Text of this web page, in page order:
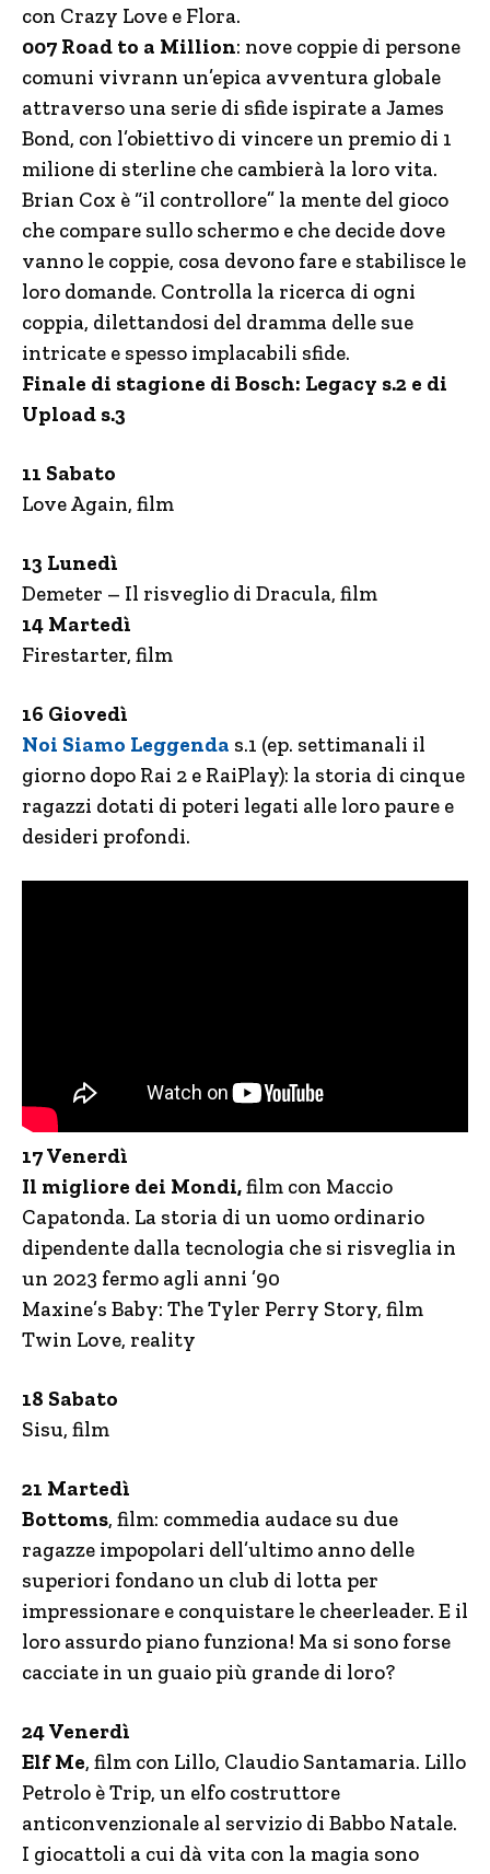
con Crazy Love e Flora.
007 Road to a Million: nove coppie di persone
comuni vivrann un’epica avventura globale
attraverso una serie di sfide ispirate a James
Bond, con l’obiettivo di vincere un premio di 1
milione di sterline che cambierà la loro vita.
Brian Cox è “il controllore” la mente del gioco
che compare sullo schermo e che decide dove
vanno le coppie, cosa devono fare e stabilisce le
loro domande. Controlla la ricerca di ogni
coppia, dilettandosi del dramma delle sue
intricate e spesso implacabili sfide.
Finale di stagione di Bosch: Legacy s.2 e di
Upload s.3
11 Sabato
Love Again, film
13 Lunedì
Demeter – Il risveglio di Dracula, film
14 Martedì
Firestarter, film
16 Giovedì
Noi Siamo Leggenda s.1 (ep. settimanali il
giorno dopo Rai 2 e RaiPlay): la storia di cinque
ragazzi dotati di poteri legati alle loro paure e
desideri profondi.
17 Venerdì
Il migliore dei Mondi,film con Maccio
Capatonda. La storia di un uomo ordinario
dipendente dalla tecnologia che si risveglia in
un 2023 fermo agli anni ’90
Maxine’s Baby: The Tyler Perry Story, film
Twin Love, reality
18 Sabato
Sisu, film
21 Martedì
Bottoms, film: commedia audace su due
ragazze impopolari dell’ultimo anno delle
superiori fondano un club di lotta per
impressionare e conquistare le cheerleader. E il
loro assurdo piano funziona! Ma si sono forse
cacciate in un guaio più grande di loro?
24 Venerdì
Elf Me, film con Lillo, Claudio Santamaria. Lillo
Petrolo è Trip, un elfo costruttore
anticonvenzionale al servizio di Babbo Natale.
I giocattoli a cui dà vita con la magia sono